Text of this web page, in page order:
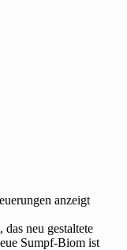
anzeigt
neu gestaltete
Sumpf-Biom ist